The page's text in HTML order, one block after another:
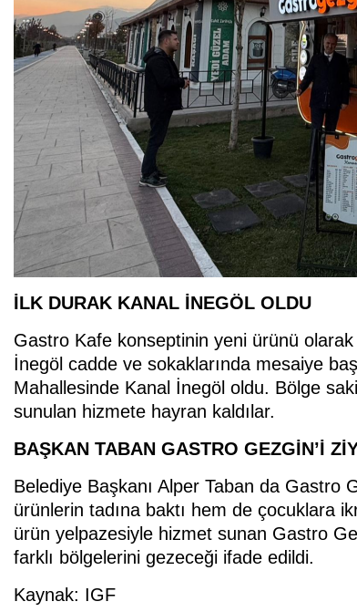
İLK DURAK KANAL İNEGÖL OLDU
Gastro Kafe konseptinin yeni ürünü
İnegöl cadde ve sokaklarında mesaiye
Mahallesinde Kanal İnegöl oldu. Bölge
sunulan hizmete hayran kaldılar.
BAŞKAN TABAN GASTRO GEZGİN’İ
Belediye Başkanı Alper Taban da Gastro
ürünlerin tadına baktı hem de çocuklara
ürün yelpazesiyle hizmet sunan Gastro
farklı bölgelerini gezeceği ifade edildi.
Kaynak: IGF